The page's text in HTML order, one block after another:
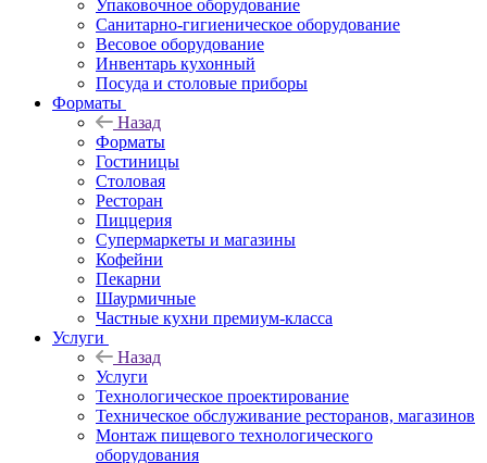
Упаковочное оборудование
Санитарно-гигиеническое оборудование
Весовое оборудование
Инвентарь кухонный
Посуда и столовые приборы
Форматы
Назад
Форматы
Гостиницы
Столовая
Ресторан
Пиццерия
Супермаркеты и магазины
Кофейни
Пекарни
Шаурмичные
Частные кухни премиум-класса
Услуги
Назад
Услуги
Технологическое проектирование
Техническое обслуживание ресторанов, магазинов
Монтаж пищевого технологического
оборудования